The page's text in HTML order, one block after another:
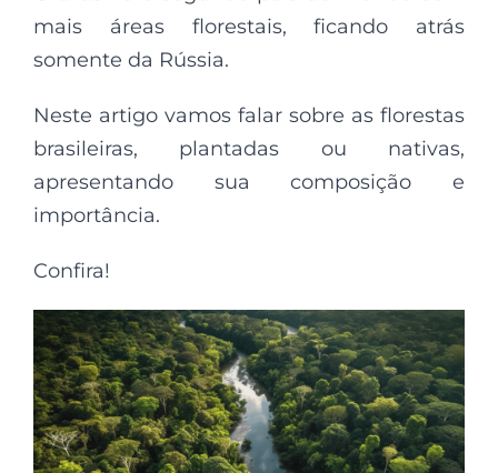
mais áreas florestais, ficando atrás
somente da Rússia.
Neste artigo vamos falar sobre as florestas
brasileiras, plantadas ou nativas,
apresentando sua composição e
importância.
Confira!